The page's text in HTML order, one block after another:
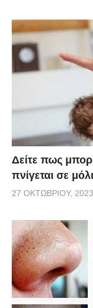
Δείτε πως
πνίγεται σε
27 ΟΚΤΩΒΡΊΟΥ, 2023